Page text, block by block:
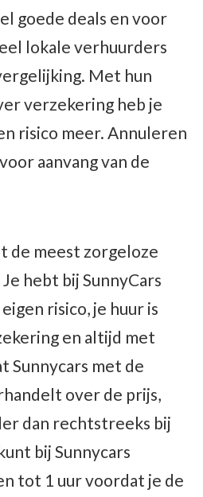
goede deals en voor
lokale verhuurders
Met hun
verzekering heb je
risico meer. Annuleren
aanvang van de
de meest zorgeloze
hebt bij SunnyCars
risico, je huur is
en altijd met
Sunnycars met de
over de prijs,
dan rechtstreeks bij
bij Sunnycars
tot 1 uur voordat je de